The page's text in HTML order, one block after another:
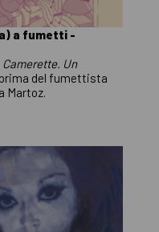
a fumetti -
Camerette. Un
del fumettista
Martoz.